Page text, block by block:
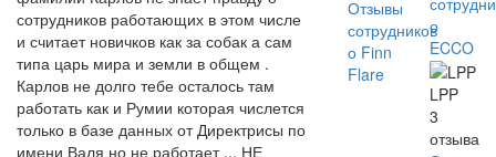
сотрудников работающих в этом числе
и считает новичков как за собак а сам
типа царь мира и земли в общем .
Карлов не долго тебе осталось там
работать как и Румии которая числется
только в базе данных от Директрисы по
имени Валя но не работает ... НЕ
Отзывы
сотрудников
о Finn
Flare
о
ECCO
LPP
3
отзыва